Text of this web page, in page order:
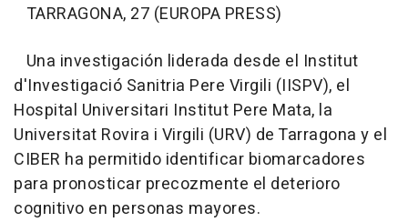
TARRAGONA, 27 (EUROPA PRESS)
Una investigación liderada desde el Institut
d'Investigació Sanitria Pere Virgili (IISPV), el
Hospital Universitari Institut Pere Mata, la
Universitat Rovira i Virgili (URV) de Tarragona y el
CIBER ha permitido identificar biomarcadores
para pronosticar precozmente el deterioro
cognitivo en personas mayores.